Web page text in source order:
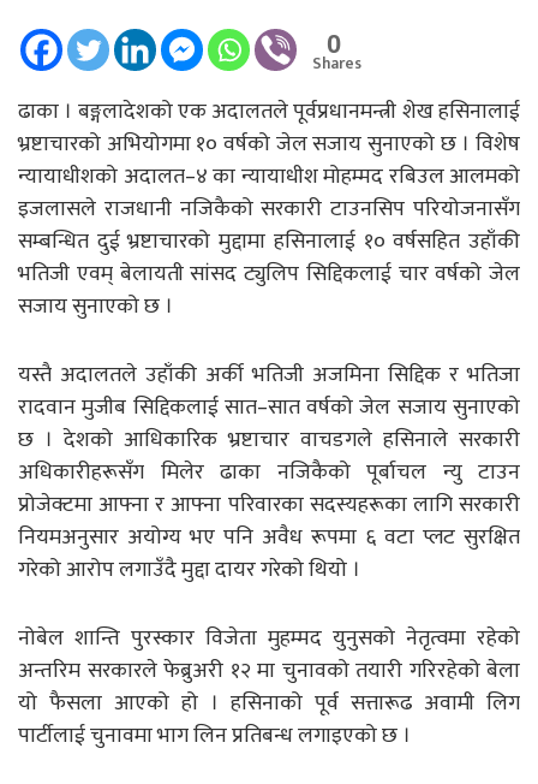
0
Shares
ढाका । बङ्गलादेशको एक अदालतले पूर्वप्रधानमन्त्री शेख हसिनालाई
भ्रष्टाचारको अभियोगमा १० वर्षको जेल सजाय सुनाएको छ । विशेष
न्यायाधीशको अदालत–४ का न्यायाधीश मोहम्मद रबिउल आलमको
इजलासले राजधानी नजिकैको सरकारी टाउनसिप परियोजनासँग
सम्बन्धित दुई भ्रष्टाचारको मुद्दामा हसिनालाई १० वर्षसहित उहाँकी
भतिजी एवम् बेलायती सांसद ट्युलिप सिद्दिकलाई चार वर्षको जेल
सजाय सुनाएको छ ।
यस्तै अदालतले उहाँकी अर्की भतिजी अजमिना सिद्दिक र भतिजा
रादवान मुजीब सिद्दिकलाई सात–सात वर्षको जेल सजाय सुनाएको
छ । देशको आधिकारिक भ्रष्टाचार वाचडगले हसिनाले सरकारी
अधिकारीहरूसँग मिलेर ढाका नजिकैको पूर्बाचल न्यु टाउन
प्रोजेक्टमा आफ्ना र आफ्ना परिवारका सदस्यहरूका लागि सरकारी
नियमअनुसार अयोग्य भए पनि अवैध रूपमा ६ वटा प्लट सुरक्षित
गरेको आरोप लगाउँदै मुद्दा दायर गरेको थियो ।
नोबेल शान्ति पुरस्कार विजेता मुहम्मद युनुसको नेतृत्वमा रहेको
अन्तरिम सरकारले फेब्रुअरी १२ मा चुनावको तयारी गरिरहेको बेला
यो फैसला आएको हो । हसिनाको पूर्व सत्तारूढ अवामी लिग
पार्टीलाई चुनावमा भाग लिन प्रतिबन्ध लगाइएको छ ।